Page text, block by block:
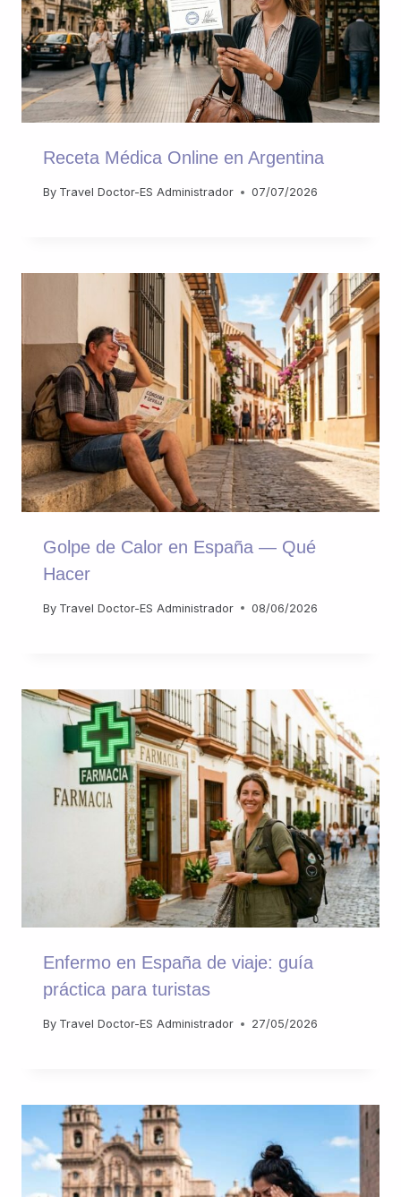
Receta Médica Online en Argentina
By Travel Doctor-ES Administrador 07/07/2026
Golpe de Calor en España — Qué
Hacer
By Travel Doctor-ES Administrador 08/06/2026
Enfermo en España de viaje: guía
práctica para turistas
By Travel Doctor-ES Administrador 27/05/2026